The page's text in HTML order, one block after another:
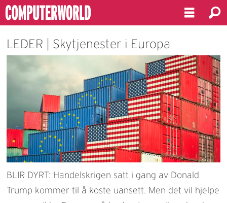
LEDER | Skytjenester i Europa
BLIR DYRT: Handelskrigen satt i gang av Donald
Trump kommer til å koste uansett. Men det vil hjelpe